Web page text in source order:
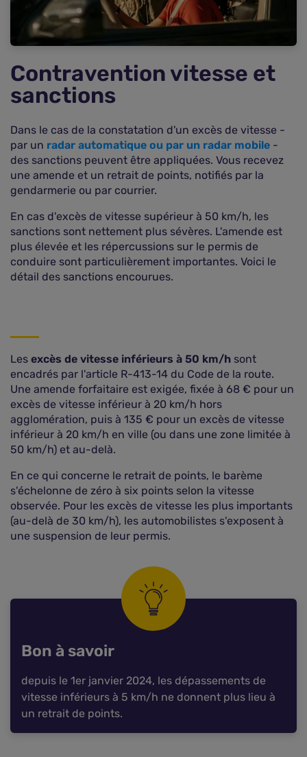
Contravention vitesse et
sanctions
Dans le cas de la constatation d'un excès de vitesse -
par un radar automatique ou par un radar mobile -
des sanctions peuvent être appliquées. Vous recevez
une amende et un retrait de points, notifiés par la
gendarmerie ou par courrier.
En cas d'excès de vitesse supérieur à 50 km/h, les
sanctions sont nettement plus sévères. L'amende est
plus élevée et les répercussions sur le permis de
conduire sont particulièrement importantes. Voici le
détail des sanctions encourues.
Les excès de vitesse inférieurs à 50 km/h sont
encadrés par l'article R-413-14 du Code de la route.
Une amende forfaitaire est exigée, fixée à 68 € pour un
excès de vitesse inférieur à 20 km/h hors
agglomération, puis à 135 € pour un excès de vitesse
inférieur à 20 km/h en ville (ou dans une zone limitée à
50 km/h) et au-delà.
En ce qui concerne le retrait de points, le barème
s'échelonne de zéro à six points selon la vitesse
observée. Pour les excès de vitesse les plus importants
(au-delà de 30 km/h), les automobilistes s'exposent à
une suspension de leur permis.
Bon à savoir
depuis le 1er janvier 2024, les dépassements de
vitesse inférieurs à 5 km/h ne donnent plus lieu à
un retrait de points.